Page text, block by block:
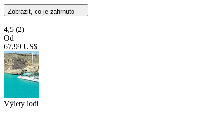
Zobrazit, co je zahrnuto
4,5 (2)
Od
67,99 US$
Výlety lodí